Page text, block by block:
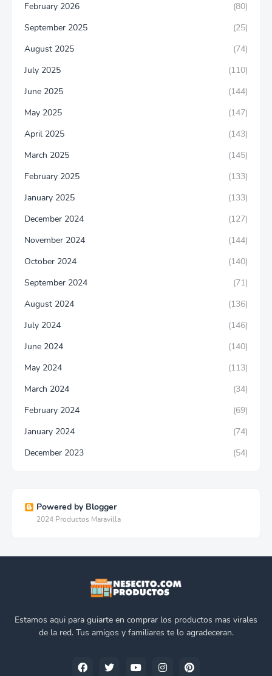
February 2026
(80)
September 2025
(25)
August 2025
(74)
July 2025
(110)
June 2025
(144)
May 2025
(147)
April 2025
(143)
March 2025
(145)
February 2025
(133)
January 2025
(133)
December 2024
(127)
November 2024
(144)
October 2024
(140)
September 2024
(71)
August 2024
(136)
July 2024
(146)
June 2024
(140)
May 2024
(113)
March 2024
(34)
February 2024
(69)
January 2024
(74)
December 2023
(54)
Powered by Blogger
2024 Productos Maravilla
Estamos aqui para guiarte en comprar los productos mas virales
de la red. Tus amigos y familiares te lo agradeceran.